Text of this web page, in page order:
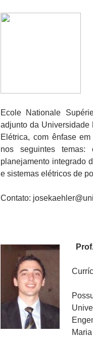
Ecole Nationale
adjunto da Universidade
Elétrica, com ênfase
nos seguintes temas:
planejamento integrado
e sistemas elétricos de
Contato: